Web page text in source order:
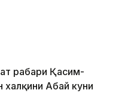
раҳбари Қасим-
Абай куни